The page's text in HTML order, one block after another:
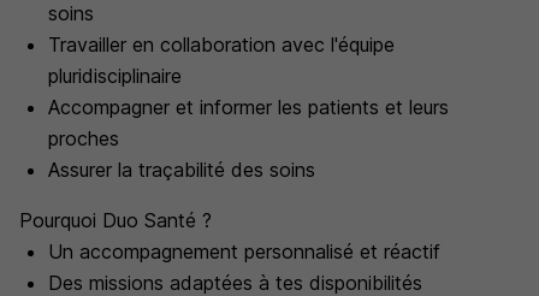
soins
Travailler en collaboration avec l'équipe
pluridisciplinaire
Accompagner et informer les patients et leurs
proches
Assurer la traçabilité des soins
Pourquoi Duo Santé ?
Un accompagnement personnalisé et réactif
Des missions adaptées à tes disponibilités